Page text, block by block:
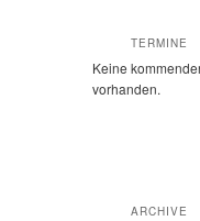
TERMINE
Keine
vorhanden.
ARCHIVE